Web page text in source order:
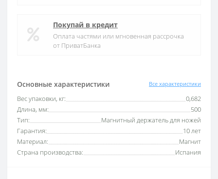
Основные характеристики Все характеристики
Вес упаковки, кг:
0,682
Длина, мм:
500
Тип:
Магнитный держатель для ножей
Гарантия:
10 лет
Материал:
Магнит
Страна производства:
Испания
Покупай в кредит
Оплата частями или мгновенная рассрочка
от ПриватБанка